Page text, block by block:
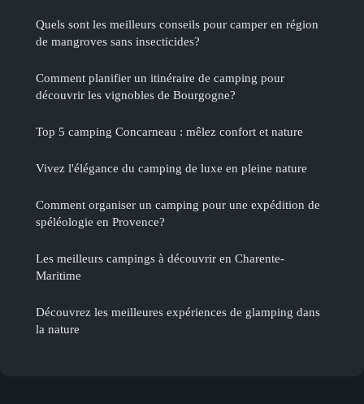
Quels sont les meilleurs conseils pour camper en région
de mangroves sans insecticides?
Comment planifier un itinéraire de camping pour
découvrir les vignobles de Bourgogne?
Top 5 camping Concarneau : mêlez confort et nature
Vivez l'élégance du camping de luxe en pleine nature
Comment organiser un camping pour une expédition de
spéléologie en Provence?
Les meilleurs campings à découvrir en Charente-
Maritime
Découvrez les meilleures expériences de glamping dans
la nature